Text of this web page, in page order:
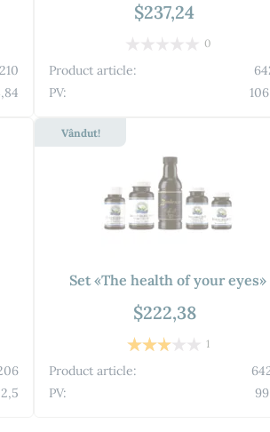
$237,24
0
Product article:
PV:
Vândut!
Set «The health of your eyes»
$222,38
1
Product article:
PV: